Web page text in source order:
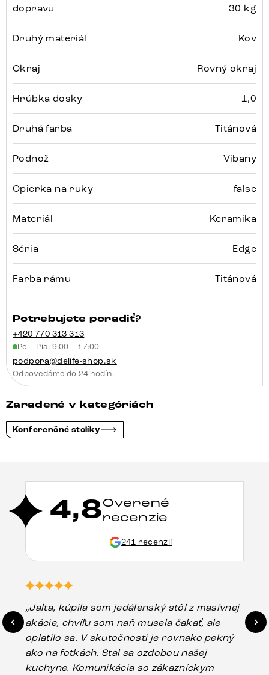
dopravu
30 kg
Druhý materiál Kov
Okraj Rovný okraj
Hrúbka dosky 1,0
Druhá farba Titánová
Podnož Vibany
Opierka na ruky false
Materiál Keramika
Séria Edge
Farba rámu Titánová
Potrebujete poradiť?
+420 770 313 313
Po – Pia: 9:00 – 17:00
podpora@delife-shop.sk
Odpovedáme do 24 hodín.
Zaradené v kategóriách
Konferenčné stolíky
4,8Overené
recenzie
241 recenzií
„Jalta, kúpila som jedálenský stôl z masívnej
akácie, chvíľu som naň musela čakať, ale
oplatilo sa. V skutočnosti je rovnako pekný
ako na fotkách. Stal sa ozdobou našej
kuchyne. Komunikácia so zákazníckym